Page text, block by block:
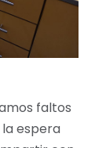
faltos
la espera